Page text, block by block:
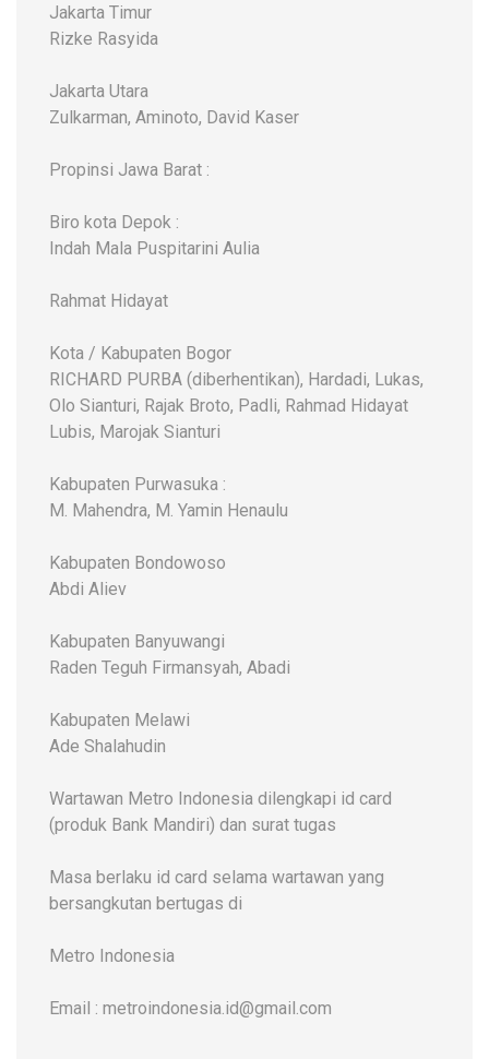
Jakarta Timur
Rizke Rasyida
Jakarta Utara
Zulkarman, Aminoto, David Kaser
Propinsi Jawa Barat :
Biro kota Depok :
Indah Mala Puspitarini Aulia
Rahmat Hidayat
Kota / Kabupaten Bogor
RICHARD PURBA (diberhentikan), Hardadi, Lukas,
Olo Sianturi, Rajak Broto, Padli, Rahmad Hidayat
Lubis, Marojak Sianturi
Kabupaten Purwasuka :
M. Mahendra, M. Yamin Henaulu
Kabupaten Bondowoso
Abdi Aliev
Kabupaten Banyuwangi
Raden Teguh Firmansyah, Abadi
Kabupaten Melawi
Ade Shalahudin
Wartawan Metro Indonesia dilengkapi id card
(produk Bank Mandiri) dan surat tugas
Masa berlaku id card selama wartawan yang
bersangkutan bertugas di
Metro Indonesia
Email : metroindonesia.id@gmail.com